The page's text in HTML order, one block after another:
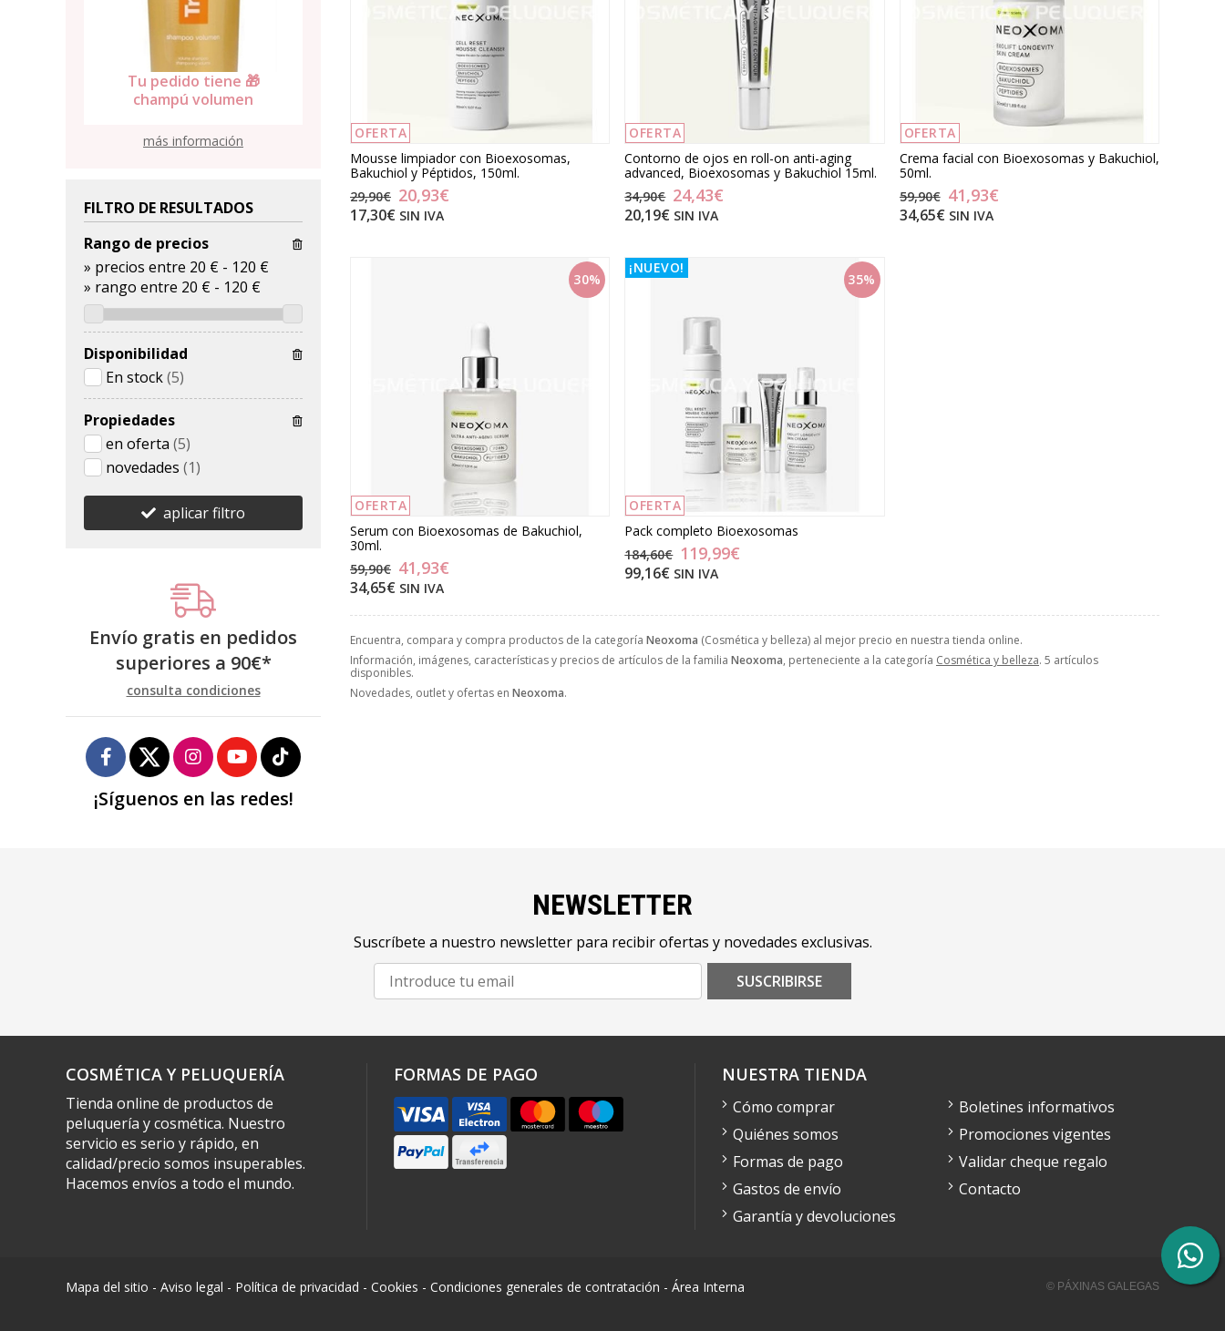
Encuentra, compara y compra productos de la categoría Neoxoma (Cosmética y belleza) al mejor precio en nuestra tienda online.
Información, imágenes, características y precios de artículos de la familia Neoxoma, perteneciente a la categoría Cosmética y belleza. 5 artículos
disponibles.
Novedades, outlet y ofertas en Neoxoma.
OFERTA
Mousse limpiador con Bioexosomas,
Bakuchiol y Péptidos, 150ml.
29,90€ 20,93€
17,30€ SIN IVA
OFERTA
Contorno de ojos en roll-on anti-aging
advanced, Bioexosomas y Bakuchiol 15ml.
34,90€ 24,43€
20,19€ SIN IVA
OFERTA
Crema facial con Bioexosomas y Bakuchiol,
50ml.
59,90€ 41,93€
34,65€ SIN IVA
30%
OFERTA
Serum con Bioexosomas de Bakuchiol,
30ml.
59,90€ 41,93€
34,65€ SIN IVA
35%
OFERTA
¡NUEVO!
Pack completo Bioexosomas
184,60€ 119,99€
99,16€ SIN IVA
Tu pedido tiene 🎁
ampollas caída Violett-
10
Tu pedido tiene 🎁
secador Iónico
más información
FILTRO DE RESULTADOS
Rango de precios
» precios entre 20 € - 120 €
» rango entre 20 € - 120 €
Disponibilidad
En stock(5)
Propiedades
en oferta (5)
novedades (1)
aplicar filtro
Envío gratis en pedidos
superiores a 90€*
consulta condiciones
¡Síguenos en las redes!
NEWSLETTER
Suscríbete a nuestro newsletter para recibir ofertas y novedades exclusivas.
SUSCRIBIRSE
COSMÉTICA Y PELUQUERÍA
Tienda online de productos de
peluquería y cosmética. Nuestro
servicio es serio y rápido, en
calidad/precio somos insuperables.
Hacemos envíos a todo el mundo.
FORMAS DE PAGO NUESTRA TIENDA
Cómo comprar
Quiénes somos
Formas de pago
Gastos de envío
Garantía y devoluciones
Boletines informativos
Promociones vigentes
Validar cheque regalo
Contacto
Mapa del sitio - Aviso legal - Política de privacidad - Cookies - Condiciones generales de contratación - Área Interna © PÁXINAS GALEGAS